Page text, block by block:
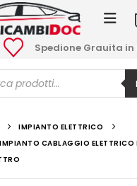
Spedione Grauita
IMPIANTO ELETTRICO
CABLAGGIO ELETTRICO